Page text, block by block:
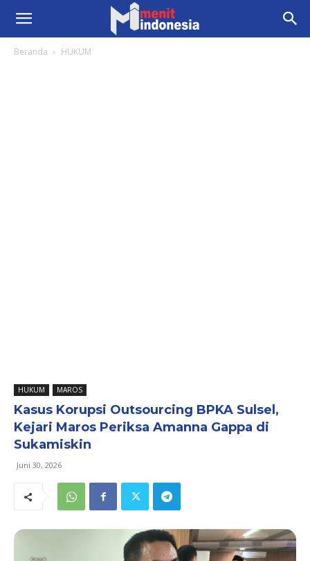
Beranda HUKUM
HUKUM MAROS
Kasus Korupsi Outsourcing BPKA Sulsel,
Kejari Maros Periksa Amanna Gappa di
Sukamiskin
Juni 30, 2026